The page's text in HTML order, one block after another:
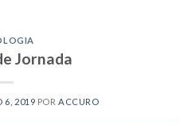
Jornada
6, 2019 POR ACCURO